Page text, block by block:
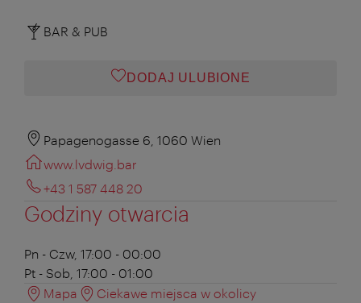
BAR & PUB
DODAJ ULUBIONE
Papagenogasse 6, 1060 Wien
www.lvdwig.bar
+43 1 587 448 20
Godziny otwarcia
Pn - Czw, 17:00 - 00:00
Pt - Sob, 17:00 - 01:00
Mapa
Ciekawe miejsca w okolicy